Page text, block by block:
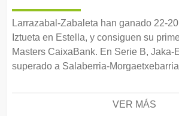
Larrazabal-Zabaleta han ganado 22-
Iztueta en Estella, y consiguen su
Masters CaixaBank. En Serie B, Jaka-
superado a Salaberria-
VER MÁS